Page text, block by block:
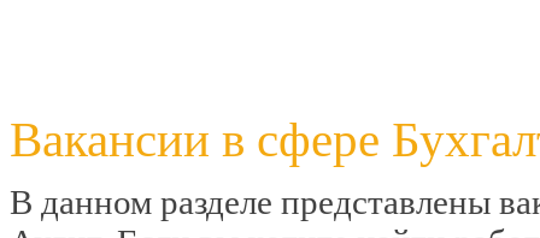
Вакансии в сфере
В данном разделе представлены